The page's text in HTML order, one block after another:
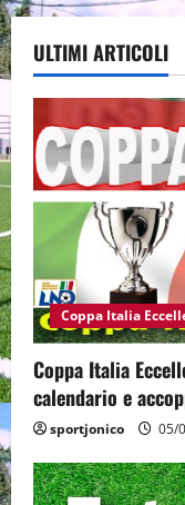
ULTIMI ARTICOLI
Coppa Italia
Coppa Italia
calendario e
sportjonico 05/